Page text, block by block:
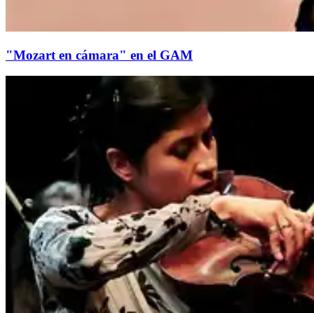
"Mozart en cámara" en el GAM